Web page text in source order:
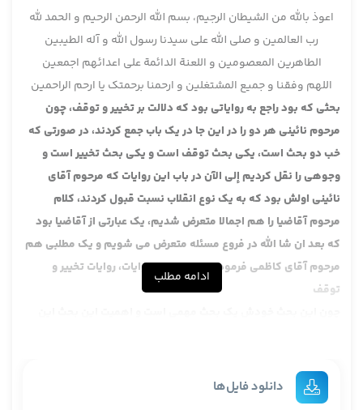
اعوذ بالله من الشیطان الرجیم، بسم الله الرحمن الرحیم و الحمد لله
رب العالمین و صلی الله علی سیدنا رسول الله و آله الطیبین
الطاهرین المعصومین و اللعنة الدائمة علی اعدائهم اجمعین
اللهم وفقنا و جمیع المشتغلین و ارحمنا برحمتک یا ارحم الراحمین
بحثی که بود راجع به روایاتی بود که دلالت بر تخییر و توقف، چون
مرحوم نائینی هر دو را در این جا در یک باب جمع کردند، در صورتی که
خب دو بحث است، یکی بحث توقف است و یکی بحث تخییر است و
وجوهی را نقل کردیم إلی الآن در باب این روایات که مرحوم آقای
نائینی اولش بود که به یک نوع انقلاب نسبت قبول کردند، کلام
مرحوم آقاضیا را هم اجمالا متعرض شدیم، یک عبارتی از آقاضیا بود
که بعد ان شا الله در فروع مسئله متعرض می شویم و یک مطلبی هم
مرحوم آقای کاظمی فرمودند در جمع بین روایات، روایات تخییر و
توقف
کار کردند می دانند در خیلی از ابواب به حسب ظاهر روایات متعارض
داریم، باید بگوییم به حسب ظاهر، در واقع نیستند و یکی این که چه
ادامه مطلب
دانلود فایل‌ها